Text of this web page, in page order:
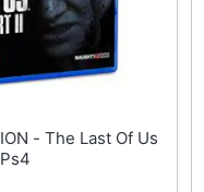
Of Us